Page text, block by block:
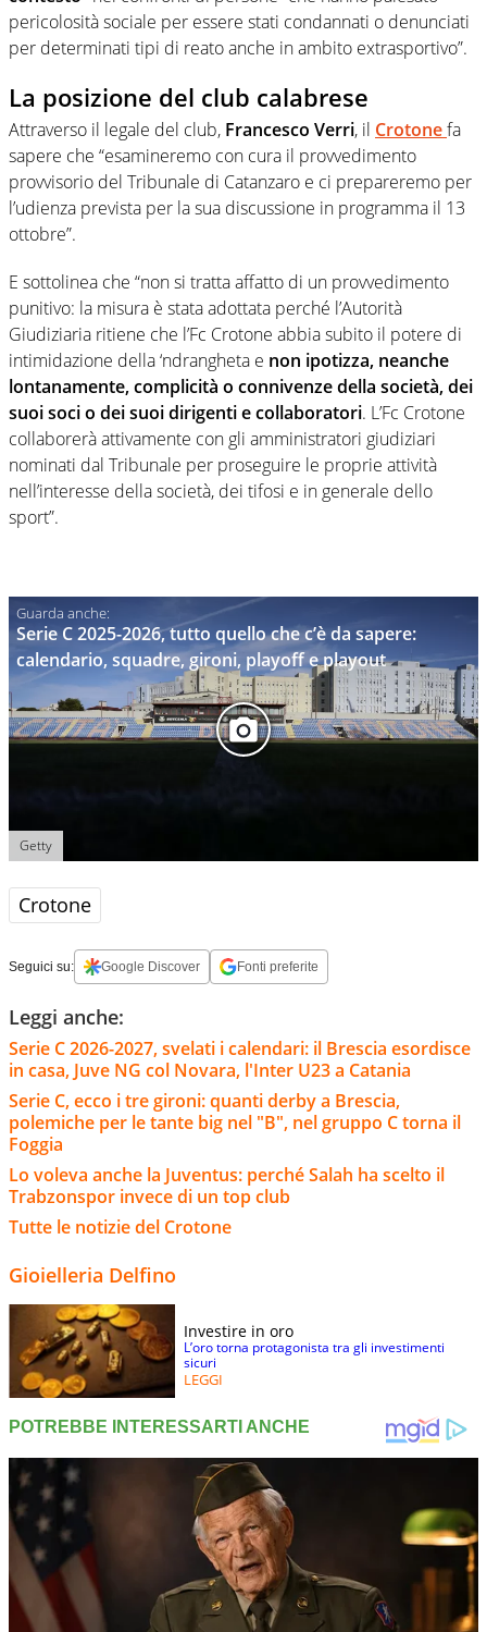
pericolosità sociale per essere stati condannati o denunciati
per determinati tipi di reato anche in ambito extrasportivo”.
La posizione del club calabrese
Attraverso il legale del club, Francesco Verri, il Crotonefa
sapere che “esamineremo con cura il provvedimento
provvisorio del Tribunale di Catanzaro e ci prepareremo per
l’udienza prevista per la sua discussione in programma il 13
ottobre”.
E sottolinea che “non si tratta affatto di un provvedimento
punitivo: la misura è stata adottata perché l’Autorità
Giudiziaria ritiene che l’Fc Crotone abbia subito il potere di
intimidazione della ‘ndrangheta e non ipotizza, neanche
lontanamente, complicità o connivenze della società, dei
suoi soci o dei suoi dirigenti e collaboratori. L’Fc Crotone
collaborerà attivamente con gli amministratori giudiziari
nominati dal Tribunale per proseguire le proprie attività
nell’interesse della società, dei tifosi e in generale dello
sport”.
Serie C 2025-2026, tutto quello che c’è da sapere:
calendario, squadre, gironi, playoff e playout
Getty
Crotone
Seguici su: Google Discover Fonti preferite
Leggi anche:
Serie C 2026-2027, svelati i calendari: il Brescia esordisce
in casa, Juve NG col Novara, l'Inter U23 a Catania
Serie C, ecco i tre gironi: quanti derby a Brescia,
polemiche per le tante big nel "B", nel gruppo C torna il
Foggia
Lo voleva anche la Juventus: perché Salah ha scelto il
Trabzonspor invece di un top club
Tutte le notizie del Crotone
Gioielleria Delfino
Investire in oro
L’oro torna protagonista tra gli investimenti
sicuri
LEGGI